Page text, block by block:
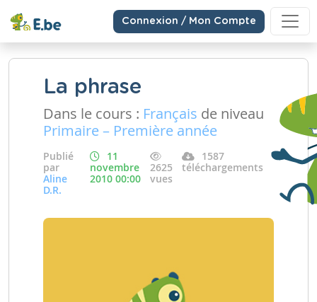
Connexion / Mon Compte
La phrase
Dans le cours : Français de niveau
Primaire – Première année
Publié
par
Aline
D.R.
11
novembre
2010 00:00
2625
vues
1587
téléchargements